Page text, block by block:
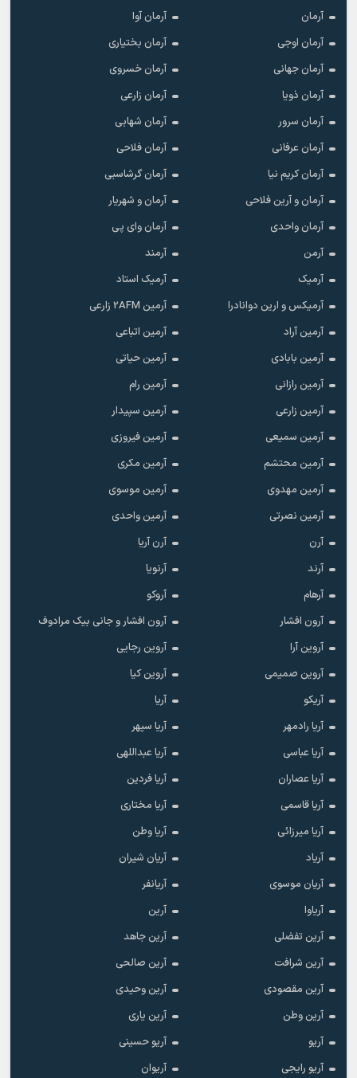
آرمان
آرمان آوا
آرمان اوجی
آرمان بختیاری
آرمان جهانی
آرمان خسروی
آرمان ذویا
آرمان زارعی
آرمان سرور
آرمان شهابی
آرمان عرفانی
آرمان فلاحی
آرمان کریم نیا
آرمان گرشاسبی
آرمان و آرین فلاحی
آرمان و شهریار
آرمان واحدی
آرمان وای پی
آرمن
آرمند
آرمیک
آرمیک استاد
آرمیکس و ارین دوانادرا
آرمین 2AFM زارعی
آرمین آراد
آرمین اتباعی
آرمین بابادی
آرمین حیاتی
آرمین رازانی
آرمین رام
آرمین زارعی
آرمین سپیدار
آرمین سمیعی
آرمین فیروزی
آرمین محتشم
آرمین مکری
آرمین مهدوی
آرمین موسوی
آرمین نصرتی
آرمین واحدی
آرن
آرن آریا
آرند
آرنویا
آرهام
آروکو
آرون افشار
آرون افشار و جانی بیک مرادوف
آروین آرا
آروین رجایی
آروین صمیمی
آروین کیا
آریکو
آریا
آریا رادمهر
آریا سپهر
آریا عباسی
آریا عبداللهی
آریا عصاران
آریا فردین
آریا قاسمی
آریا مختاری
آریا میرزائی
آریا وطن
آریاد
آریان شیران
آریان موسوی
آریانفر
آریاوا
آرین
آرین تفضلی
آرین جاهد
آرین شرافت
آرین صالحی
آرین مقصودی
آرین وحیدی
آرین وطن
آرین یاری
آریو
آریو حسینی
آریو رایجی
آریوان